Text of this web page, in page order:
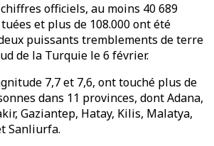
officiels, au moins 40 689
et plus de 108.000 ont été
puissants tremblements de terre
de la Turquie le 6 février.
7,7 et 7,6, ont touché plus de
dans 11 provinces, dont Adana,
Gaziantep, Hatay, Kilis, Malatya,
Sanliurfa.